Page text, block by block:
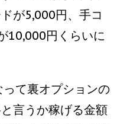
が5,000円、手コ
10,000円くらいに
て裏オプションの
言うか稼げる金額